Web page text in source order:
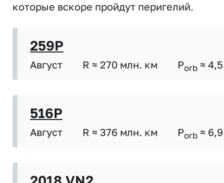
которые вскоре пройдут перигелий.
259P
Август R ≈ 270 млн. км Porb ≈ 4,5
516P
Август R ≈ 376 млн. км Porb ≈ 6,9